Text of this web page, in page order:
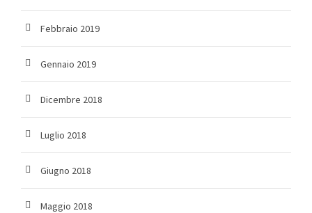
Febbraio 2019
Gennaio 2019
Dicembre 2018
Luglio 2018
Giugno 2018
Maggio 2018